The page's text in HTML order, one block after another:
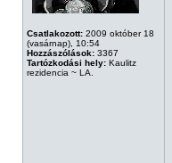
Csatlakozott: 2009 október 18
(vasárnap), 10:54
Hozzászólások: 3367
Tartózkodási hely: Kaulitz
rezidencia ~ LA.